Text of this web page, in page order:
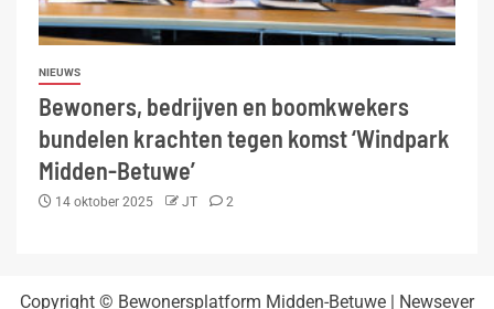
NIEUWS
Bewoners, bedrijven en boomkwekers
bundelen krachten tegen komst ‘Windpark
Midden-Betuwe’
14 oktober 2025 JT 2
Copyright © Bewonersplatform Midden-Betuwe | Newsever